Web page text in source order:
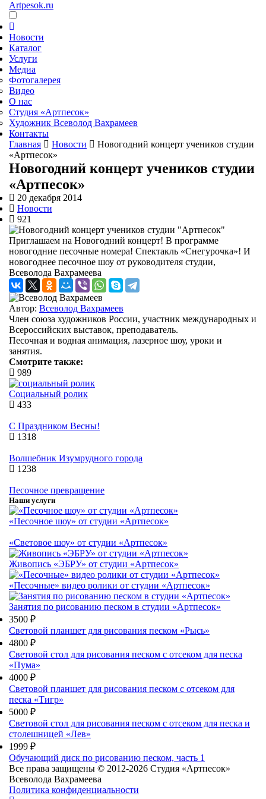
Artpesok.ru
Новости
Каталог
Услуги
Медиа
Фотогалерея
Видео
О нас
Студия «Артпесок»
Художник Всеволод Вахрамеев
Контакты
Главная
Новости
Новогодний концерт учеников студии
«Артпесок»
Новогодний концерт учеников студии
«Артпесок»
20 декабря 2014
Новости
921
Приглашаем на Новогодний концерт! В программе
новогодние песочные номера! Спектакль «Снегурочка»! И
новогоднее песочное шоу от руководителя студии,
Всеволода Вахрамеева
Автор: Всеволод Вахрамеев
Член союза художников России, участник международных и
Всероссийских выставок, преподаватель.
Песочная и водная анимация, лазерное шоу, уроки и
занятия.
Смотрите также:
989
Социальный ролик
433
С Праздником Весны!
1318
Волшебник Изумрудного города
1238
Песочное превращение
Наши услуги
«Песочное шоу» от студии «Артпесок»
«Световое шоу» от студии «Артпесок»
Живопись «ЭБРУ» от студии «Артпесок»
«Песочные» видео ролики от студии «Артпесок»
Занятия по рисованию песком в студии «Артпесок»
3500 ₽
Световой планшет для рисования песком «Рысь»
4800 ₽
Световой стол для рисования песком с отсеком для песка
«Пума»
4000 ₽
Световой планшет для рисования песком с отсеком для
песка «Тигр»
5000 ₽
Световой стол для рисования песком с отсеком для песка и
столешницей «Лев»
1999 ₽
Обучающий диск по рисованию песком, часть 1
Все права защищены © 2012-2026 Студия «Артпесок»
Всеволода Вахрамеева
Политика конфиденциальности